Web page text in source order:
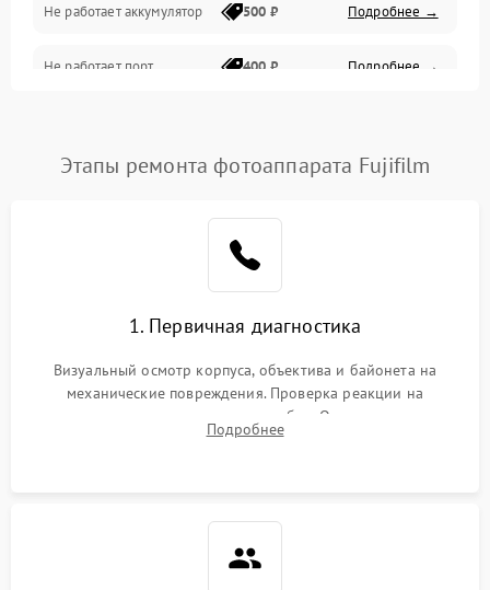
Программные сбои
Коммуникации и интерфейсы
Не работает аккумулятор 500 ₽ Подробнее →
Не работает порт 400 ₽ Подробнее →
Этапы ремонта фотоаппарата Fujifilm
1. Первичная диагностика
Визуальный осмотр корпуса, объектива и байонета на
механические повреждения. Проверка реакции на
включение, считывание кодов ошибок. Оценка состояния
матрицы и затвора, проверка работы автофокуса и вспышки.
Подробнее